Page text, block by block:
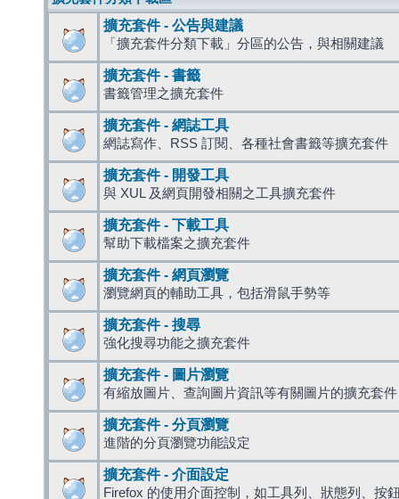
擴充套件 - 公告與建議
「擴充套件分類下載」分區的公告，與相關建議
擴充套件 - 書籤
書籤管理之擴充套件
擴充套件 - 網誌工具
網誌寫作、RSS 訂閱、各種社會書籤等擴充套件
擴充套件 - 開發工具
與 XUL 及網頁開發相關之工具擴充套件
擴充套件 - 下載工具
幫助下載檔案之擴充套件
擴充套件 - 網頁瀏覽
瀏覽網頁的輔助工具，包括滑鼠手勢等
擴充套件 - 搜尋
強化搜尋功能之擴充套件
擴充套件 - 圖片瀏覽
有縮放圖片、查詢圖片資訊等有關圖片的擴充套件
擴充套件 - 分頁瀏覽
進階的分頁瀏覽功能設定
擴充套件 - 介面設定
Firefox 的使用介面控制，如工具列、狀態列、按